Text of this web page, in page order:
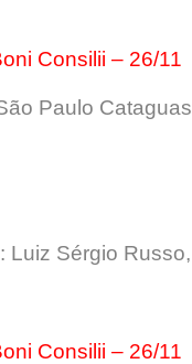
Consilii – 26/11
Paulo
Luiz Sérgio
Consilii – 26/11